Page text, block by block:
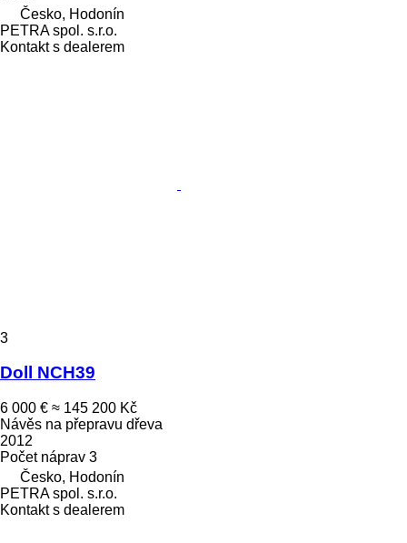
Česko, Hodonín
PETRA spol. s.r.o.
Kontakt s dealerem
3
Doll NCH39
6 000 € ≈ 145 200 Kč
Návěs na přepravu dřeva
2012
Počet náprav 3
Česko, Hodonín
PETRA spol. s.r.o.
Kontakt s dealerem